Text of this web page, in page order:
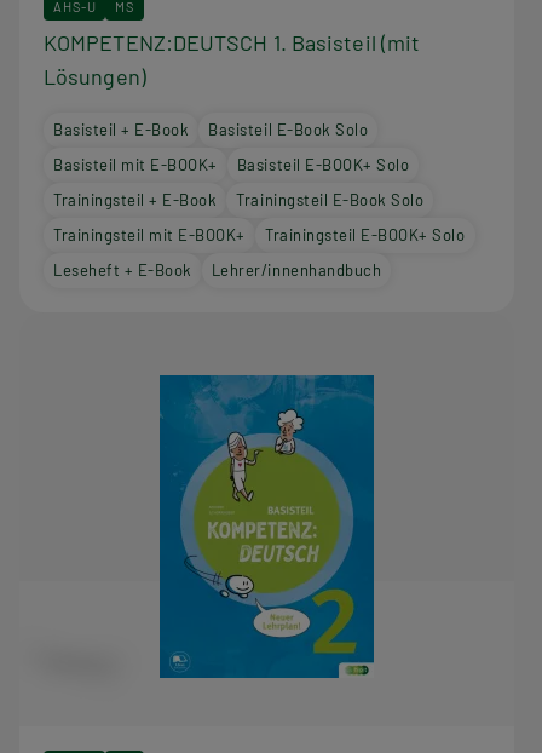
AHS-U MS
KOMPETENZ:DEUTSCH 1. Basisteil (mit
Lösungen)
Basisteil + E-Book
Basisteil E-Book Solo
Basisteil mit E-BOOK+
Basisteil E-BOOK+ Solo
Trainingsteil + E-Book
Trainingsteil E-Book Solo
Trainingsteil mit E-BOOK+
Trainingsteil E-BOOK+ Solo
Leseheft + E-Book
Lehrer/innenhandbuch